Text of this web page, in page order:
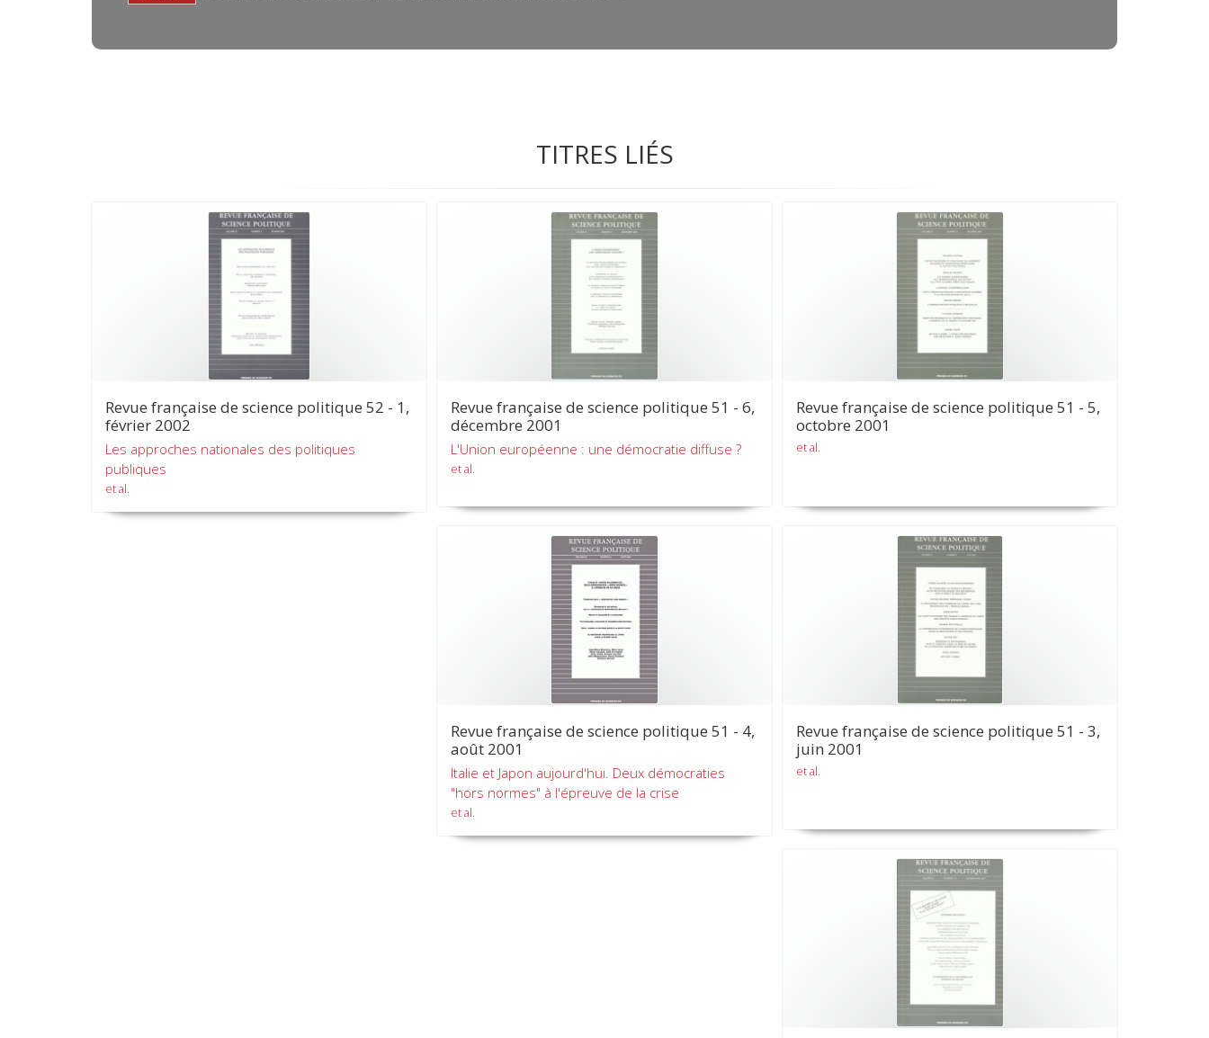
TITRES LIÉS
Revue française de science politique 52 - 1,
février 2002
Les approches nationales des politiques
publiques
et al.
Revue française de science politique 51 - 6,
décembre 2001
L'Union européenne : une démocratie diffuse ?
et al.
Revue française de science politique 51 - 5,
octobre 2001
et al.
Revue française de science politique 51 - 4,
août 2001
Italie et Japon aujourd'hui. Deux démocraties
"hors normes" à l'épreuve de la crise
et al.
Revue française de science politique 51 - 3,
juin 2001
et al.